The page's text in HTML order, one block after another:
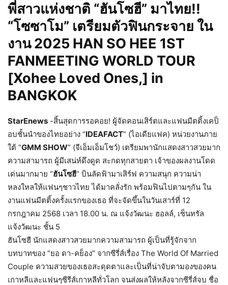
พี่สาวแห่งชาติ “ฮันโซฮี” มาไทย!!
“โซซาโม” เตรียมตัวฟินกระจาย ใน
งาน 2025 HAN SO HEE 1ST
FANMEETING WORLD TOUR
[Xohee Loved Ones,] in
BANGKOK
StarEnews -สิ้นสุดการรอคอย! ผู้จัดคอนเสิร์ตและแฟนมีตติ้งเคป็
อบชั้นนำของไทยอย่าง “IDEAFACT” (ไอเดียแฟค) หน่วยงานภาย
ใต้ “GMM SHOW” (จีเอ็มเอ็มโชว์) เตรียมพานักแสดงสาวสวยมาก
ความสามารถ ผู้มีเสน่ห์ดึงดูด สะกดทุกสายตา เจ้าของผลงานโดด
เด่นมากมาย “ฮันโซฮี” บินลัดฟ้ามาเสิร์ฟ ความสนุก ความน่า
หลงใหลให้แฟนๆชาวไทย ได้มาคลั่งรัก พร้อมฟินไปตามๆกัน ใน
งานแฟนมีตติ้งครั้งแรกของเธอ ที่จะจัดขึ้นในวันเสาร์ที่ 12
กรกฎาคม 2568 เวลา 18.00 น. ณ แจ้งวัฒนะ ฮอลล์, เซ็นทรัล
แจ้งวัฒนะ ชั้น 5
ฮันโซฮี นักแสดงสาวสวยมากความสามารถ ผู้เป็นที่รู้จักจาก
บทบาทของ “ยอ ดา-คย็อง” จากซีรี่ส์เรื่อง The World Of Married
Couple ความสวยของเธอสะดุดตาและเป็นที่น่าจับตามองของคน
เกาหลีและแฟนๆซีรีส์เกาหลีทั่วโลก จนส่งผลให้หลังจากซีรี่ส์จบ ชื่อ